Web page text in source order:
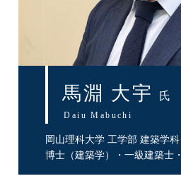
馬淵 大宇 氏
Daiu Mabuchi
岡山理科大学 工学部 建築学
博士（建築学）・一級建築士